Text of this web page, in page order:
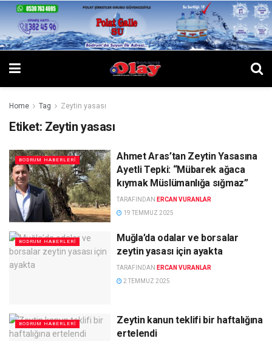
Home Tag Zeytin yasası
Etiket: Zeytin yasası
BODRUM HABERLERI
Ahmet Aras’tan Zeytin Yasasına
Ayetli Tepki: “Mübarek ağaca
kıymak Müslümanlığa sığmaz”
TARAFINDAN ERCAN VURANLAR
19 TEMMUZ 2025
BODRUM HABERLERI
Muğla’da odalar ve borsalar
zeytin yasası için ayakta
TARAFINDAN ERCAN VURANLAR
2 TEMMUZ 2025
BODRUM HABERLERI
Zeytin kanun teklifi bir haftalığına
ertelendi